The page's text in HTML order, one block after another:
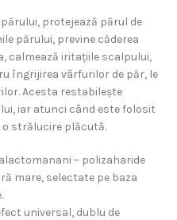
protejează părul de
părului, previne căderea
calmează iritațiile scalpului,
îngrijirea vârfurilor de păr, le
Acesta restabilește
iar atunci când este folosit
strălucire plăcută.
– polizaharide
mare, selectate pe baza
universal, dublu de